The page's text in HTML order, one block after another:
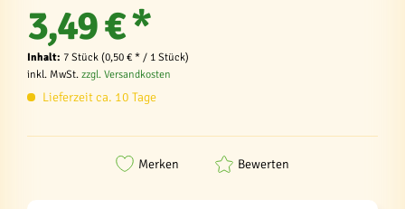
3,49 € *
Inhalt: 7 Stück (0,50 € * / 1 Stück)
inkl. MwSt. zzgl. Versandkosten
Lieferzeit ca. 10 Tage
Merken Bewerten